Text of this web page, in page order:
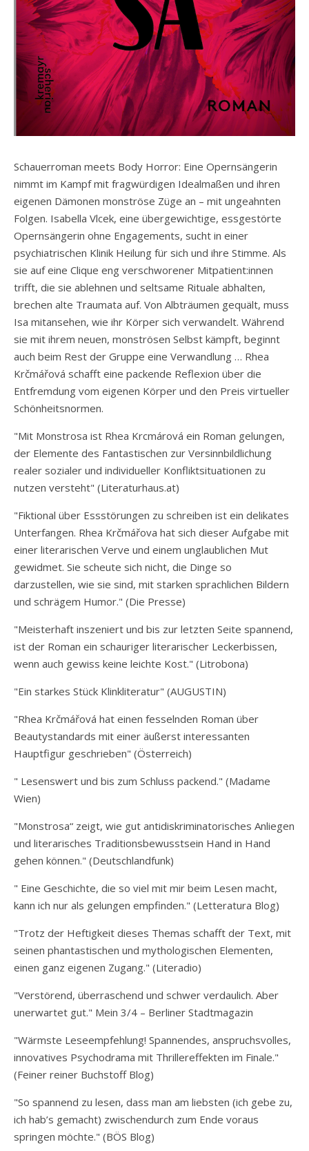
Schauerroman meets Body Horror: Eine Opernsängerin
nimmt im Kampf mit fragwürdigen Idealmaßen und ihren
eigenen Dämonen monströse Züge an – mit ungeahnten
Folgen. Isabella Vlcek, eine übergewichtige, essgestörte
Opernsängerin ohne Engagements, sucht in einer
psychiatrischen Klinik Heilung für sich und ihre Stimme. Als
sie auf eine Clique eng verschworener Mitpatient:innen
trifft, die sie ablehnen und seltsame Rituale abhalten,
brechen alte Traumata auf. Von Albträumen gequält, muss
Isa mitansehen, wie ihr Körper sich verwandelt. Während
sie mit ihrem neuen, monströsen Selbst kämpft, beginnt
auch beim Rest der Gruppe eine Verwandlung … Rhea
Krčmářová schafft eine packende Reflexion über die
Entfremdung vom eigenen Körper und den Preis virtueller
Schönheitsnormen.
"Mit Monstrosa ist Rhea Krcmárová ein Roman gelungen,
der Elemente des Fantastischen zur Versinnbildlichung
realer sozialer und individueller Konfliktsituationen zu
nutzen versteht" (Literaturhaus.at)
"Fiktional über Essstörungen zu schreiben ist ein delikates
Unterfangen. Rhea Krčmářova hat sich dieser Aufgabe mit
einer literarischen Verve und einem unglaublichen Mut
gewidmet. Sie scheute sich nicht, die Dinge so
darzustellen, wie sie sind, mit starken sprachlichen Bildern
und schrägem Humor." (Die Presse)
"Meisterhaft inszeniert und bis zur letzten Seite spannend,
ist der Roman ein schauriger literarischer Leckerbissen,
wenn auch gewiss keine leichte Kost." (Litrobona)
"Ein starkes Stück Klinkliteratur" (AUGUSTIN)
"Rhea Krčmářová hat einen fesselnden Roman über
Beautystandards mit einer äußerst interessanten
Hauptfigur geschrieben" (Österreich)
" Lesenswert und bis zum Schluss packend." (Madame
Wien)
"Monstrosa“ zeigt, wie gut antidiskriminatorisches Anliegen
und literarisches Traditionsbewusstsein Hand in Hand
gehen können." (Deutschlandfunk)
" Eine Geschichte, die so viel mit mir beim Lesen macht,
kann ich nur als gelungen empfinden." (Letteratura Blog)
"Trotz der Heftigkeit dieses Themas schafft der Text, mit
seinen phantastischen und mythologischen Elementen,
einen ganz eigenen Zugang." (Literadio)
"Verstörend, überraschend und schwer verdaulich. Aber
unerwartet gut." Mein 3/4 – Berliner Stadtmagazin
"Wärmste Leseempfehlung! Spannendes, anspruchsvolles,
innovatives Psychodrama mit Thrillereffekten im Finale."
(Feiner reiner Buchstoff Blog)
"So spannend zu lesen, dass man am liebsten (ich gebe zu,
ich hab’s gemacht) zwischendurch zum Ende voraus
springen möchte." (BÖS Blog)